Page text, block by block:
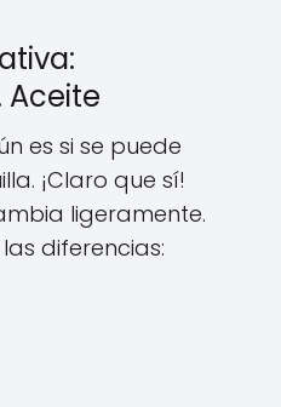
Aceite
es si se puede
¡Claro que sí!
ligeramente.
diferencias: